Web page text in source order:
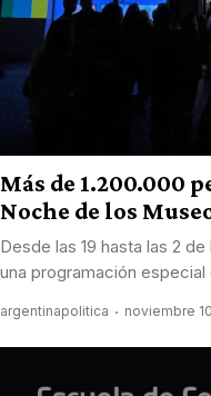
Más de 1.200.000
Noche de los
Desde las 19 hasta las 2
una programación
argentinapolitica noviembre